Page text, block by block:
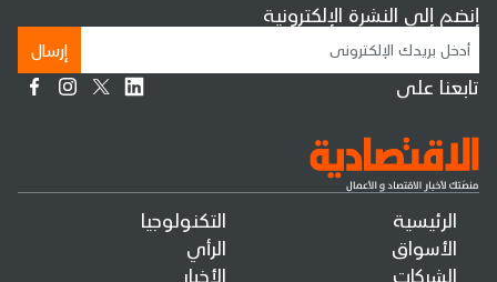
الرئيسية
الأسواق
الشركات
التكنولوجيا
الرأي
الأخبار
إنضم إلى النشرة الإلكترونية
إرسال
تابعنا على